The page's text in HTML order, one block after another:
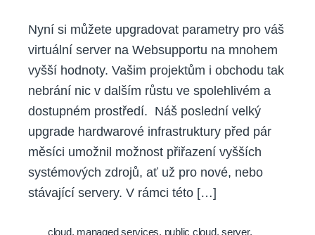
Nyní si můžete upgradovat parametry pro váš
virtuální server na Websupportu na mnohem
vyšší hodnoty. Vašim projektům i obchodu tak
nebrání nic v dalším růstu ve spolehlivém a
dostupném prostředí. Náš poslední velký
upgrade hardwarové infrastruktury před pár
měsíci umožnil možnost přiřazení vyšších
systémových zdrojů, ať už pro nové, nebo
stávající servery. V rámci této […]
cloud, managed services, public cloud,server,